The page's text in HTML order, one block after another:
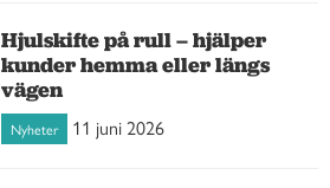
Hjulskifte på rull – hjälper
kunder hemma eller längs
vägen
Nyheter 11 juni 2026